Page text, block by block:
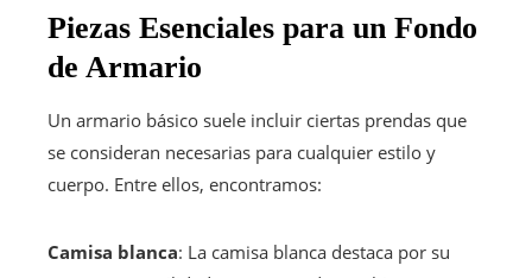
Piezas Esenciales para un Fondo
de Armario
Un armario básico suele incluir ciertas prendas que
se consideran necesarias para cualquier estilo y
cuerpo. Entre ellos, encontramos:
Camisa blanca: La camisa blanca destaca por su